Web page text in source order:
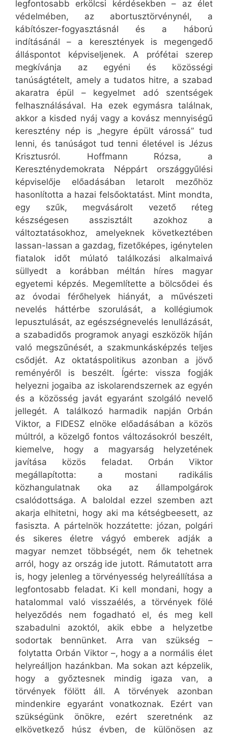
legfontosabb erkölcsi kérdésekben – az élet
védelmében, az abortusztörvénynél, a
kábítószer-fogyasztásnál és a háború
indításánál – a keresztények is megengedő
álláspontot képviseljenek. A prófétai szerep
megkívánja az egyéni és közösségi
tanúságtételt, amely a tudatos hitre, a szabad
akaratra épül – kegyelmet adó szentségek
felhasználásával. Ha ezek egymásra találnak,
akkor a kisded nyáj vagy a kovász mennyiségű
keresztény nép is „hegyre épült várossá” tud
lenni, és tanúságot tud tenni életével is Jézus
Krisztusról. Hoffmann Rózsa, a
Kereszténydemokrata Néppárt országgyűlési
képviselője előadásában letarolt mezőhöz
hasonlította a hazai felsőoktatást. Mint mondta,
egy szűk, megvásárolt vezető réteg
készségesen asszisztált azokhoz a
változtatásokhoz, amelyeknek következtében
lassan-lassan a gazdag, fizetőképes, igénytelen
fiatalok időt múlató találkozási alkalmaivá
süllyedt a korábban méltán híres magyar
egyetemi képzés. Megemlítette a bölcsődei és
az óvodai férőhelyek hiányát, a művészeti
nevelés háttérbe szorulását, a kollégiumok
lepusztulását, az egészségnevelés lenullázását,
a szabadidős programok anyagi eszközök híján
való megszűnését, a szakmunkásképzés teljes
csődjét. Az oktatáspolitikus azonban a jövő
reményéről is beszélt. Ígérte: vissza fogják
helyezni jogaiba az iskolarendszernek az egyén
és a közösség javát egyaránt szolgáló nevelő
jellegét. A találkozó harmadik napján Orbán
Viktor, a FIDESZ elnöke előadásában a közös
múltról, a közelgő fontos változásokról beszélt,
kiemelve, hogy a magyarság helyzetének
javítása közös feladat. Orbán Viktor
megállapította: a mostani radikális
közhangulatnak oka az állampolgárok
csalódottsága. A baloldal ezzel szemben azt
akarja elhitetni, hogy aki ma kétségbeesett, az
fasiszta. A pártelnök hozzátette: józan, polgári
és sikeres életre vágyó emberek adják a
magyar nemzet többségét, nem ők tehetnek
arról, hogy az ország ide jutott. Rámutatott arra
is, hogy jelenleg a törvényesség helyreállítása a
legfontosabb feladat. Ki kell mondani, hogy a
hatalommal való visszaélés, a törvények fölé
helyeződés nem fogadható el, és meg kell
szabadulni azoktól, akik ebbe a helyzetbe
sodortak bennünket. Arra van szükség –
folytatta Orbán Viktor –, hogy a a normális élet
helyreálljon hazánkban. Ma sokan azt képzelik,
hogy a győztesnek mindig igaza van, a
törvények fölött áll. A törvények azonban
mindenkire egyaránt vonatkoznak. Ezért van
szükségünk önökre, ezért szeretnénk az
elkövetkező húsz évben, de különösen az